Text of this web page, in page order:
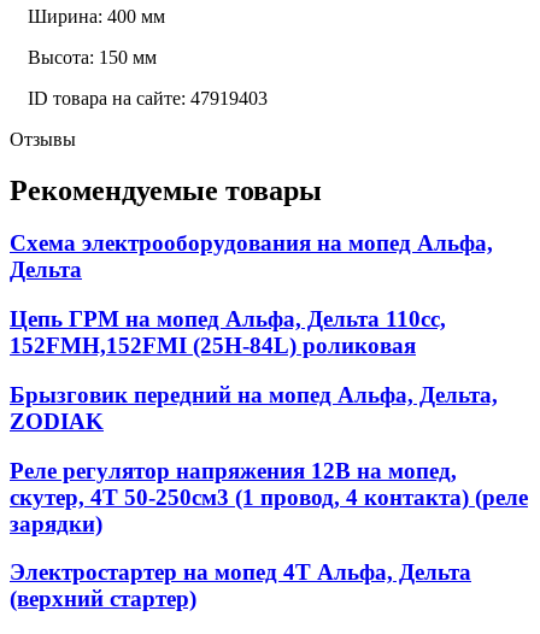
Ширина: 400 мм
Высота: 150 мм
ID товара на сайте: 47919403
Отзывы
Рекомендуемые товары
Схема электрооборудования на мопед Альфа,
Дельта
Цепь ГРМ на мопед Альфа, Дельта 110cc,
152FMH,152FMI (25H-84L) роликовая
Брызговик передний на мопед Альфа, Дельта,
ZODIAK
Реле регулятор напряжения 12В на мопед,
скутер, 4Т 50-250см3 (1 провод, 4 контакта) (реле
зарядки)
Электростартер на мопед 4T Альфа, Дельта
(верхний стартер)